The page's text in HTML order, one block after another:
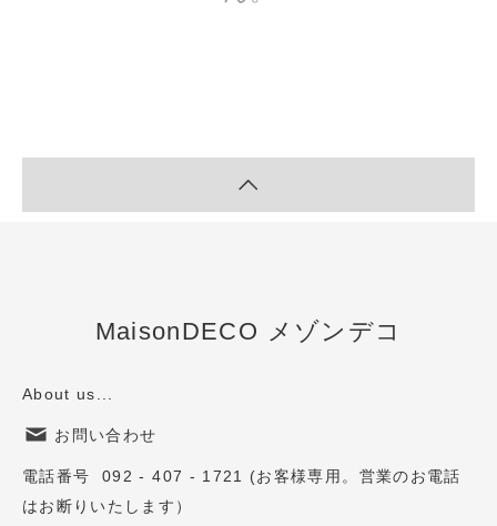
MaisonDECO メゾンデコ
About us...
お問い合わせ
電話番号 092 - 407 - 1721 (お客様専用。営業のお電話
はお断りいたします）